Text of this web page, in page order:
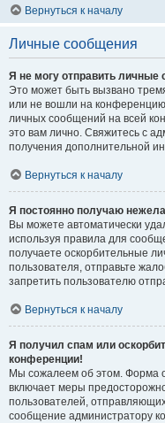
Вернуться к началу
Личные сообщения
Я не могу отправить личные
Это может быть вызвано
или не вошли на
личных сообщений на всей
это вам лично. Свяжитесь с
получения дополнительной
Вернуться к началу
Я постоянно получаю
Вы можете автоматически
используя правила для
получаете оскорбительные
пользователя, отправьте
запретить пользователю
Вернуться к началу
Я получил спам или
конференции!
Мы сожалеем об этом. Форма
включает меры
пользователей,
сообщение администратору